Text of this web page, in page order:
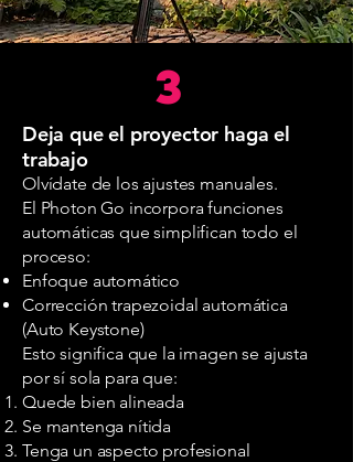
3
Deja que el proyector haga el
trabajo
Olvídate de los ajustes manuales.
El Photon Go incorpora funciones
automáticas que simplifican todo el
proceso:
Enfoque automático
Corrección trapezoidal automática
(Auto Keystone)
Esto significa que la imagen se ajusta
por sí sola para que:
Quede bien alineada
Se mantenga nítida
Tenga un aspecto profesional